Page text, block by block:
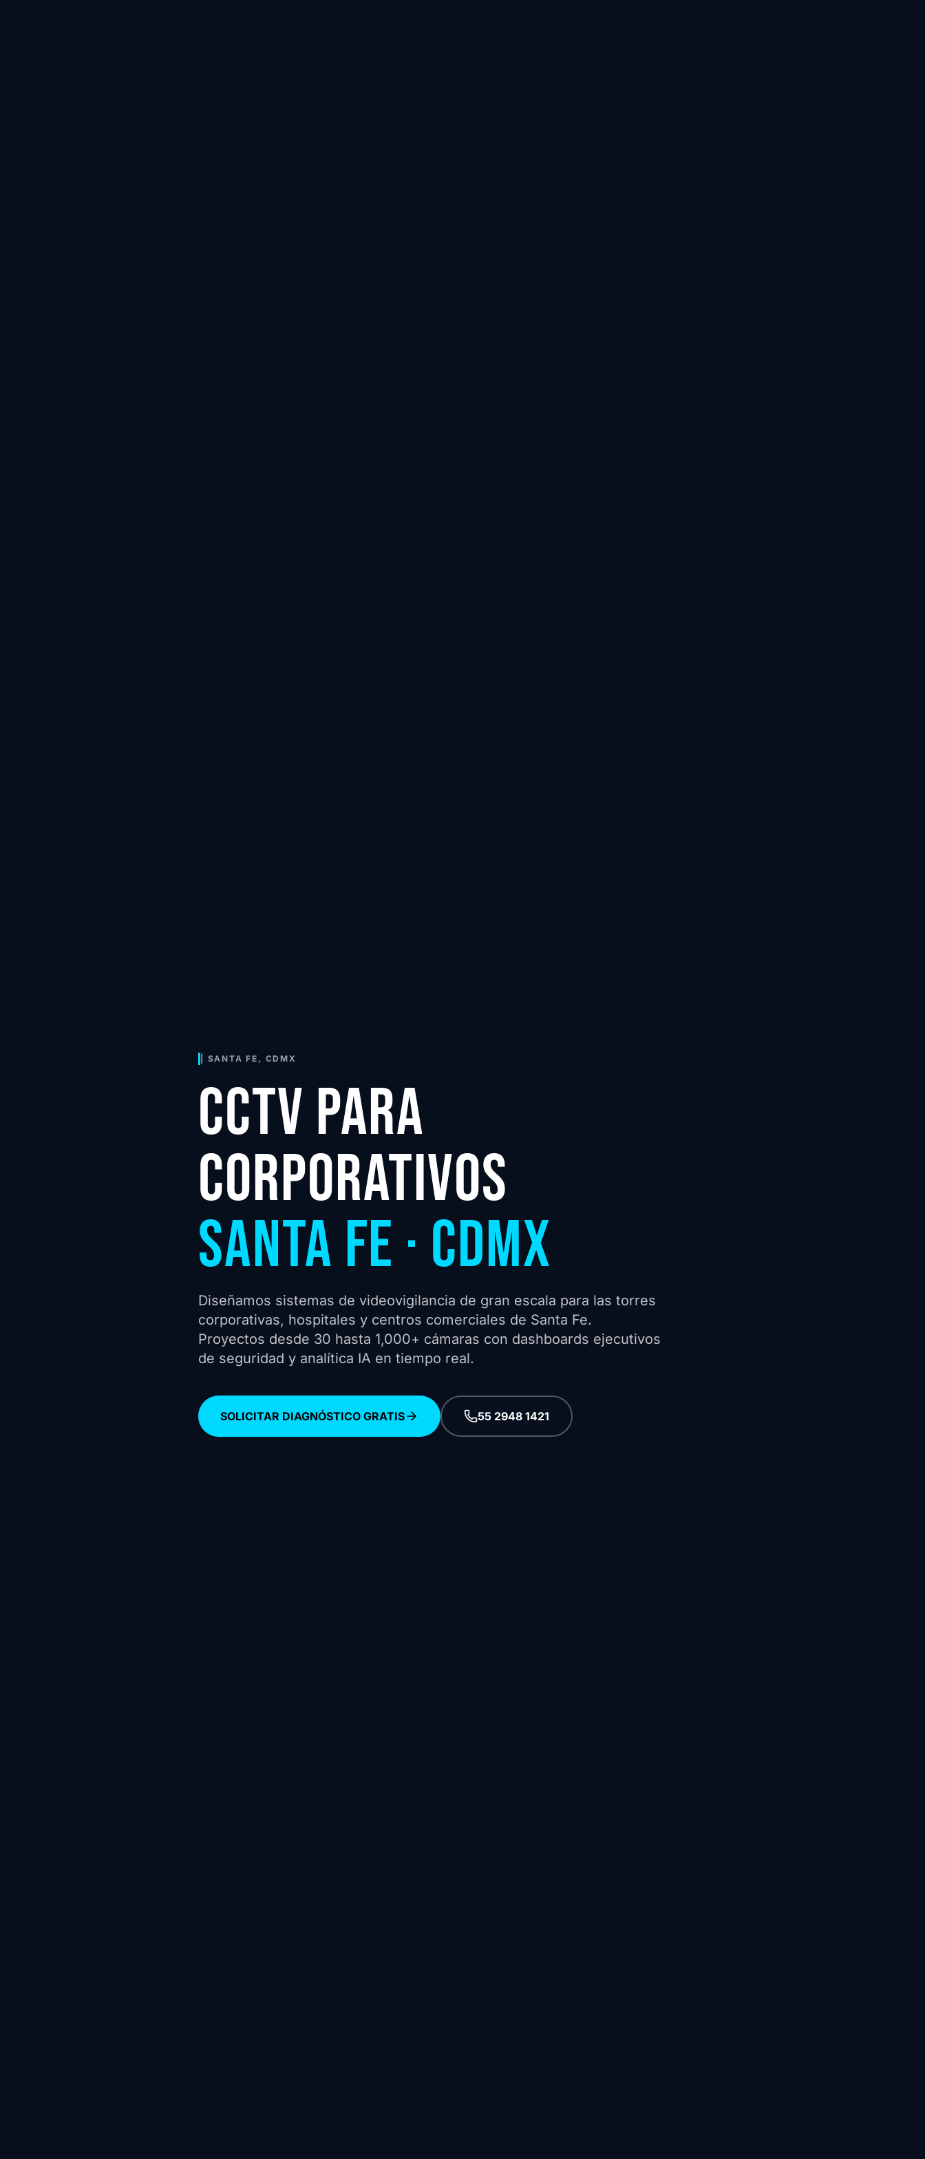
| SANTA FE, CDMX
CCTV PARA
CORPORATIVOS
SANTA FE · CDMX
Diseñamos sistemas de videovigilancia de gran escala para las torres
corporativas, hospitales y centros comerciales de Santa Fe.
Proyectos desde 30 hasta 1,000+ cámaras con dashboards ejecutivos
de seguridad y analítica IA en tiempo real.
SOLICITAR DIAGNÓSTICO GRATIS 55 2948 1421